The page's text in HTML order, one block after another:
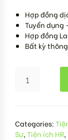
Hợp đồng
Tuyển dụng
Hợp đồng
Bất kỳ
Categories:
Sự,Tiện ích HR,